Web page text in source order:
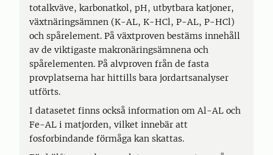
totalkväve, karbonatkol, pH, utbytbara katjoner,
växtnäringsämnen (K-AL, K-HCl, P-AL, P-HCl)
och spårelement. På växtproven bestäms innehåll
av de viktigaste makronäringsämnena och
spårelementen. På alvproven från de fasta
provplatserna har hittills bara jordartsanalyser
utförts.
I datasetet finns också information om Al-AL och
Fe-AL i matjorden, vilket innebär att
fosforbindande förmåga kan skattas.